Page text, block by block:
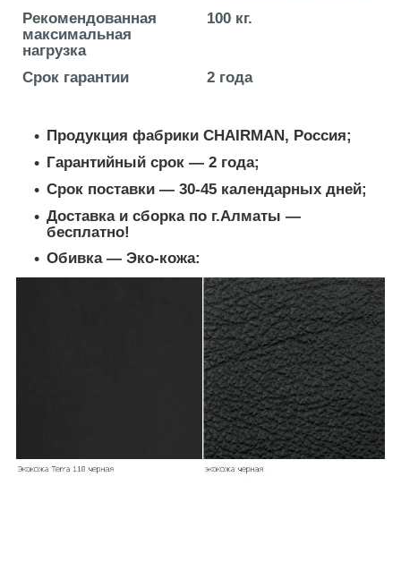
Рекомендованная
максимальная
нагрузка
100 кг.
Срок гарантии 2 года
Продукция фабрики CHAIRMAN, Россия;
Гарантийный срок ― 2 года;
Срок поставки ― 30-45 календарных дней;
Доставка и сборка по г.Алматы ―
бесплатно!
Обивка ― Эко-кожа: